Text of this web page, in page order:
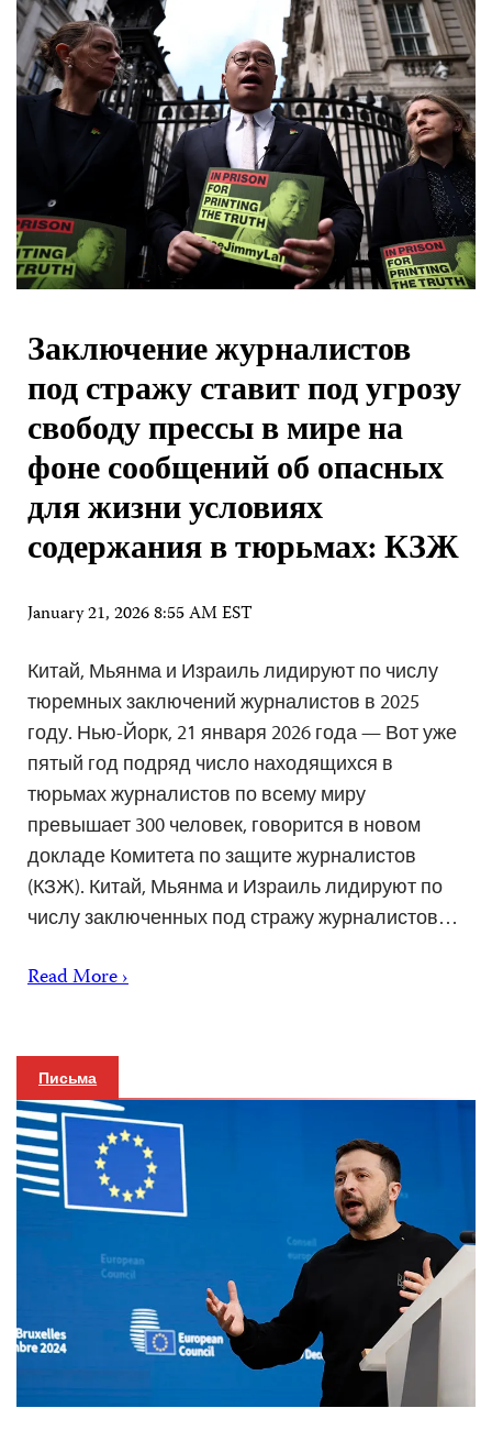
Заключение журналистов
под стражу ставит под угрозу
свободу прессы в мире на
фоне сообщений об опасных
для жизни условиях
содержания в тюрьмах: КЗЖ
January 21, 2026 8:55 AM EST
Китай, Мьянма и Израиль лидируют по числу
тюремных заключений журналистов в 2025
году. Нью-Йорк, 21 января 2026 года — Вот уже
пятый год подряд число находящихся в
тюрьмах журналистов по всему миру
превышает 300 человек, говорится в новом
докладе Комитета по защите журналистов
(КЗЖ). Китай, Мьянма и Израиль лидируют по
числу заключенных под стражу журналистов…
Read More ›
Письма